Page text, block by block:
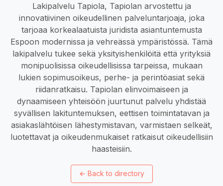
Lakipalvelu Tapiola, Tapiolan arvostettu ja
innovatiivinen oikeudellinen palveluntarjoaja, joka
tarjoaa korkealaatuista juridista asiantuntemusta
Espoon modernissa ja vehreässä ympäristössä. Tämä
lakipalvelu tukee sekä yksityishenkilöitä että yrityksiä
monipuolisissa oikeudellisissa tarpeissa, mukaan
lukien sopimusoikeus, perhe- ja perintöasiat sekä
riidanratkaisu. Tapiolan elinvoimaiseen ja
dynaamiseen yhteisöön juurtunut palvelu yhdistää
syvällisen lakituntemuksen, eettisen toimintatavan ja
asiakaslähtöisen lähestymistavan, varmistaen selkeät,
luotettavat ja oikeudenmukaiset ratkaisut oikeudellisiin
haasteisiin.
← Back to directory